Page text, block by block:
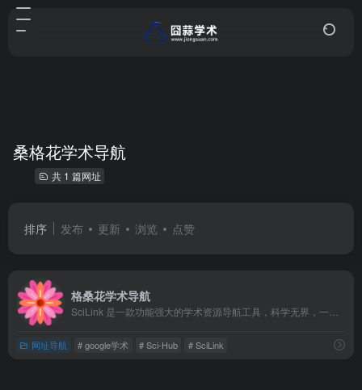
桑格花学术导航
共 1 篇网址
排序 发布 更新 浏览 点赞
格桑花学术导航
网址导航 # google学术 # Sci-Hub # SciLink